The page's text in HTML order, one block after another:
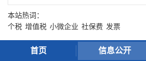
本站热词：
个税 增值税 小微企业 社保费 发票
首页 信息公开